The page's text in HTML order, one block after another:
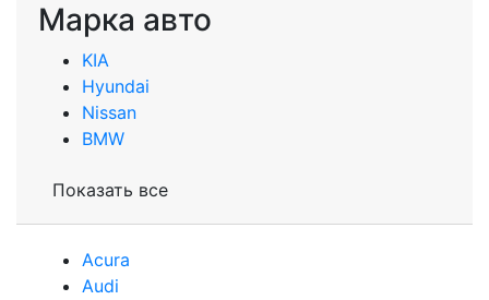
Марка авто
KIA
Hyundai
Nissan
BMW
Показать все
Acura
Audi